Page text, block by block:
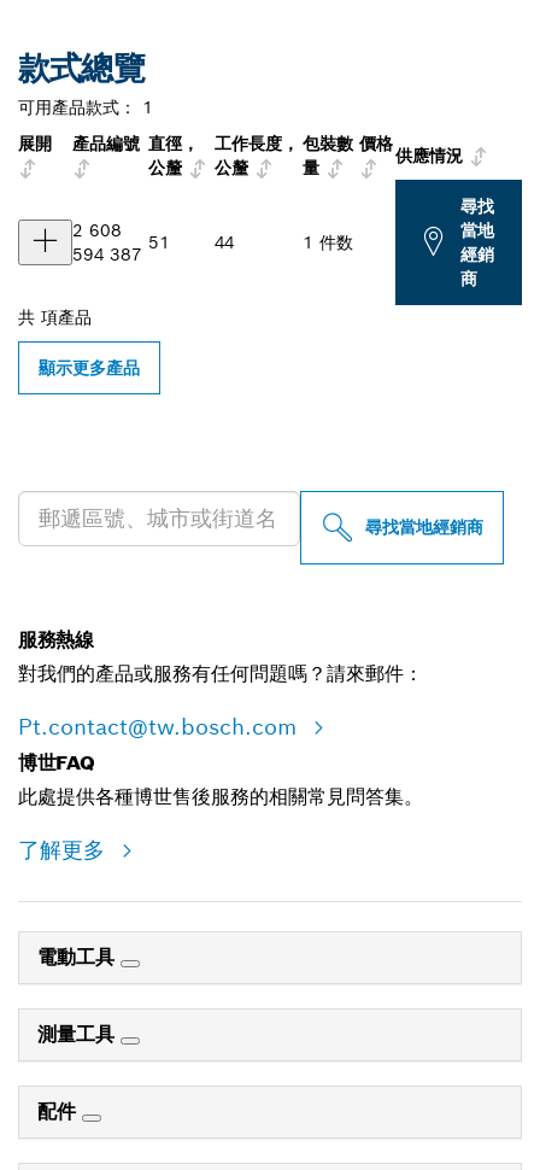
款式總覽
可用產品款式：
1
展開
產品編號 直徑，
公釐
工作長度，
公釐
包裝數
量
價格
供應情況
2 608
594 387
51 44 1 件数
尋找
當地
經銷
商
共 項產品
顯示更多產品
尋找當地經銷商
服務熱線
對我們的產品或服務有任何問題嗎？請來郵件：
Pt.contact@tw.bosch.com
博世FAQ
此處提供各種博世售後服務的相關常見問答集。
了解更多
電動工具
測量工具
配件